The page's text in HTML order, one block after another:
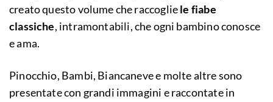
creato questo volume che raccogliele fiabe
classiche, intramontabili, che ogni bambino conosce
e ama.
Pinocchio, Bambi, Biancaneve e molte altre sono
presentate con grandi immagini e raccontate in